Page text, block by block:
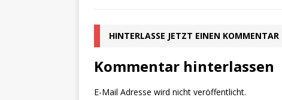
HINTERLASSE JETZT EINEN KOMMENTAR
Kommentar hinterlassen
E-Mail Adresse wird nicht veröffentlicht.